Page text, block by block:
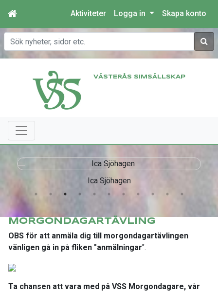
Aktiviteter Logga in Skapa konto
Sök
VÄSTERÅS SIMSÄLLSKAP
Ica Sjöhagen
MORGONDAGARTÄVLING
OBS för att anmäla dig till morgondagartävlingen
vänligen gå in på fliken "anmälningar".
Ta chansen att vara med på VSS Morgondagare, vår